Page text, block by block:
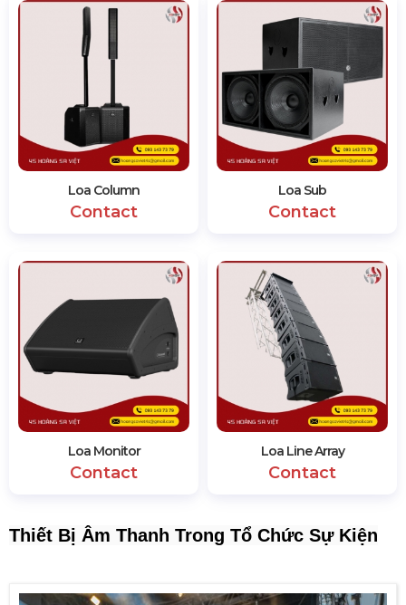
Loa Column
Contact
Loa Sub
Contact
Loa Monitor
Contact
Loa Line Array
Contact
Thiết Bị Âm Thanh Trong Tổ Chức Sự Kiện